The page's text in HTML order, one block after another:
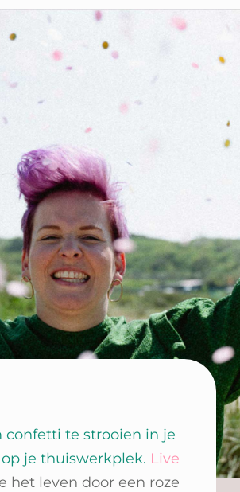
confetti te strooien in je
je thuiswerkplek. Live
het leven door een roze